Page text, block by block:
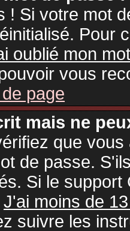
! Si votre mot
Pour
oublié mon
vous
page
mais ne
que
de passe.
Si le
J'ai moins de
suivre les